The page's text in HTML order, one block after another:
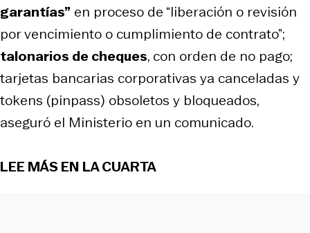
garantías” en proceso de “liberación o revisión
por vencimiento o cumplimiento de contrato”;
talonarios de cheques, con orden de no pago;
tarjetas bancarias corporativas ya canceladas y
tokens (pinpass) obsoletos y bloqueados,
aseguró el Ministerio en un comunicado.
LEE MÁS EN LA CUARTA